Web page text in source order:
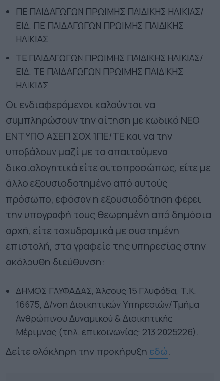
ΠΕ ΠΑΙΔΑΓΩΓΩΝ ΠΡΩΙΜΗΣ ΠΑΙΔΙΚΗΣ ΗΛΙΚΙΑΣ/
ΕΙΔ. ΠΕ ΠΑΙΔΑΓΩΓΩΝ ΠΡΩΙΜΗΣ ΠΑΙΔΙΚΗΣ
ΗΛΙΚΙΑΣ
ΤΕ ΠΑΙΔΑΓΩΓΩΝ ΠΡΩΙΜΗΣ ΠΑΙΔΙΚΗΣ ΗΛΙΚΙΑΣ/
ΕΙΔ. ΤΕ ΠΑΙΔΑΓΩΓΩΝ ΠΡΩΙΜΗΣ ΠΑΙΔΙΚΗΣ
ΗΛΙΚΙΑΣ
Οι ενδιαφερόμενοι καλούνται να
συμπληρώσουν την αίτηση με κωδικό ΝΕΟ
ΕΝΤΥΠΟ ΑΣΕΠ ΣΟΧ 1ΠΕ/ΤΕ και να την
υποβάλουν μαζί με τα απαιτούμενα
δικαιολογητικά είτε αυτοπροσώπως, είτε με
άλλο εξουσιοδοτημένο από αυτούς
πρόσωπο, εφόσον η εξουσιοδότηση φέρει
την υπογραφή τους θεωρημένη από δημόσια
αρχή, είτε ταχυδρομικά με συστημένη
επιστολή, στα γραφεία της υπηρεσίας στην
ακόλουθη διεύθυνση:
ΔΗΜΟΣ ΓΛΥΦΑΔΑΣ, Άλσους 15 Γλυφάδα, Τ.Κ.
16675, Δ/νση Διοικητικών Υπηρεσιών/Τμήμα
Ανθρώπινου Δυναμικού & Διοικητικής
Μέριμνας (τηλ. επικοινωνίας: 213 2025226).
Δείτε ολόκληρη την προκήρυξη εδώ.